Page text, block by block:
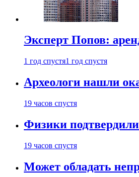
Эксперт Попов:
1 год спустя1 год спустя
Археологи нашли
19 часов спустя
Физики
19 часов спустя
Может обладать